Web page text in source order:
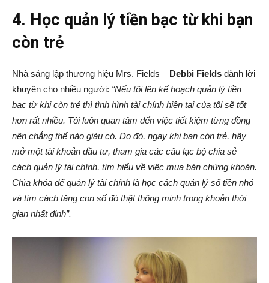
4. Học quản lý tiền bạc từ khi bạn
còn trẻ
Nhà sáng lập thương hiệu Mrs. Fields – Debbi Fields dành lời
khuyên cho nhiều người: “Nếu tôi lên kế hoạch quản lý tiền
bạc từ khi còn trẻ thì tình hình tài chính hiện tại của tôi sẽ tốt
hơn rất nhiều. Tôi luôn quan tâm đến việc tiết kiệm từng đồng
nên chẳng thể nào giàu có. Do đó, ngay khi bạn còn trẻ, hãy
mở một tài khoản đầu tư, tham gia các câu lạc bộ chia sẻ
cách quản lý tài chính, tìm hiểu về việc mua bán chứng khoán.
Chìa khóa để quản lý tài chính là học cách quản lý số tiền nhỏ
và tìm cách tăng con số đó thật thông minh trong khoản thời
gian nhất định”.